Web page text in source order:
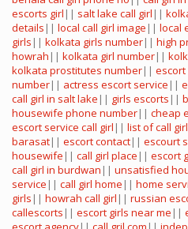
escorts girl || salt lake call girl ||
details || local call girl image || local
girls || kolkata girls number|| high
howrah || kolkata girl number||
kolkata prostitutes number|| escort
number|| actress escort service ||
call girl in salt lake || girls escorts ||
housewife phone number|| cheap
escort service call girl || list of call
barasat|| escort contact|| escourt
housewife || call girl place || escort
call girl in burdwan || unsatisfied
service || call girl home || home
girls || howrah call girl || russian
callescorts || escort girls near me ||